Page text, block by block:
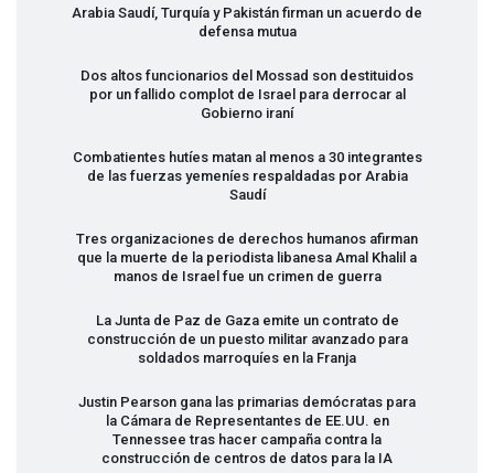
Arabia Saudí, Turquía y Pakistán firman un acuerdo de
defensa mutua
Dos altos funcionarios del Mossad son destituidos
por un fallido complot de Israel para derrocar al
Gobierno iraní
Combatientes hutíes matan al menos a 30 integrantes
de las fuerzas yemeníes respaldadas por Arabia
Saudí
Tres organizaciones de derechos humanos afirman
que la muerte de la periodista libanesa Amal Khalil a
manos de Israel fue un crimen de guerra
La Junta de Paz de Gaza emite un contrato de
construcción de un puesto militar avanzado para
soldados marroquíes en la Franja
Justin Pearson gana las primarias demócratas para
la Cámara de Representantes de EE.UU. en
Tennessee tras hacer campaña contra la
construcción de centros de datos para la IA